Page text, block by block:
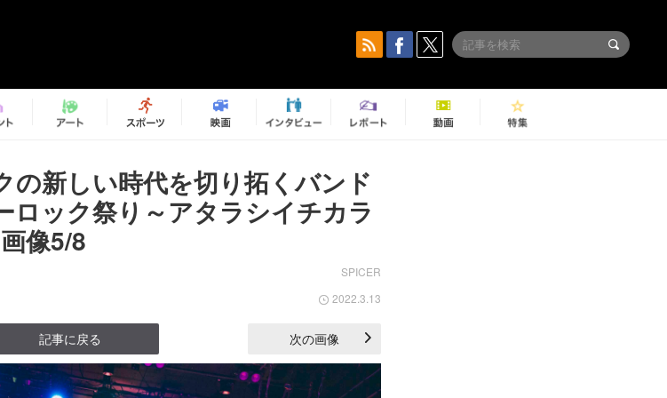
の新しい時代を切り拓くバンド
ロック祭り～アタラシイチカラ
像5/8
SPICER
2022.3.13
記事に戻る 次の画像